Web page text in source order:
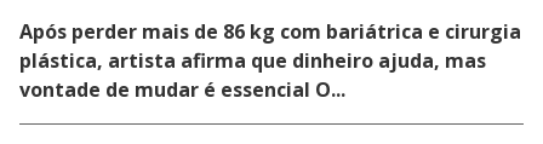
Após perder mais de 86 kg com bariátrica e cirurgia
plástica, artista afirma que dinheiro ajuda, mas
vontade de mudar é essencial O...